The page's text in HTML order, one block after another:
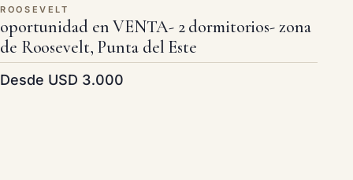
ROOSEVELT
oportunidad en VENTA- 2 dormitorios- zona
de Roosevelt, Punta del Este
Desde USD 3.000